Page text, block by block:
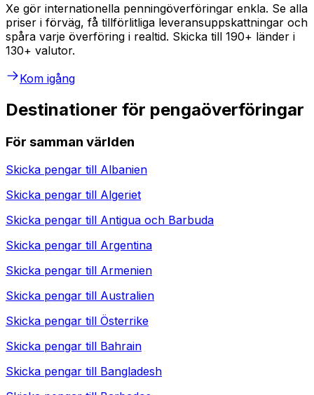
Xe gör internationella penningöverföringar enkla. Se alla
priser i förväg, få tillförlitliga leveransuppskattningar och
spåra varje överföring i realtid. Skicka till 190+ länder i
130+ valutor.
Kom igång
Destinationer för pengaöverföringar
För samman världen
Skicka pengar till Albanien
Skicka pengar till Algeriet
Skicka pengar till Antigua och Barbuda
Skicka pengar till Argentina
Skicka pengar till Armenien
Skicka pengar till Australien
Skicka pengar till Österrike
Skicka pengar till Bahrain
Skicka pengar till Bangladesh